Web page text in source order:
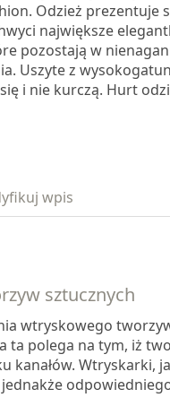
Odzież prezentuje
największe
pozostają w
Uszyte z
i nie kurczą. Hurt
wpis
sztucznych
wtryskowego
ta polega na tym, iż
kanałów. Wtryskarki,